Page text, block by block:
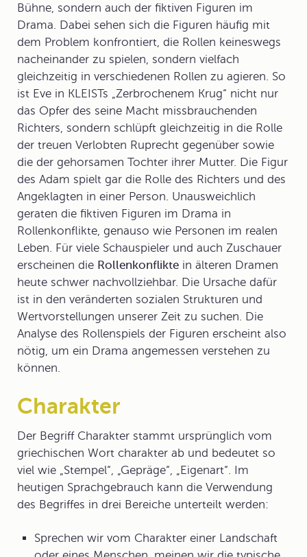
Bühne, sondern auch der fiktiven Figuren im
Drama. Dabei sehen sich die Figuren häufig mit
dem Problem konfrontiert, die Rollen keineswegs
nacheinander zu spielen, sondern vielfach
gleichzeitig in verschiedenen Rollen zu agieren. So
ist Eve in KLEISTs „Zerbrochenem Krug“ nicht nur
das Opfer des seine Macht missbrauchenden
Richters, sondern schlüpft gleichzeitig in die Rolle
der treuen Verlobten Ruprecht gegenüber sowie
die der gehorsamen Tochter ihrer Mutter. Die Figur
des Adam spielt gar die Rolle des Richters und des
Angeklagten in einer Person. Unausweichlich
geraten die fiktiven Figuren im Drama in
Rollenkonflikte, genauso wie Personen im realen
Leben. Für viele Schauspieler und auch Zuschauer
erscheinen die Rollenkonflikte in älteren Dramen
heute schwer nachvollziehbar. Die Ursache dafür
ist in den veränderten sozialen Strukturen und
Wertvorstellungen unserer Zeit zu suchen. Die
Analyse des Rollenspiels der Figuren erscheint also
nötig, um ein Drama angemessen verstehen zu
können.
Charakter
Der Begriff Charakter stammt ursprünglich vom
griechischen Wort charakter ab und bedeutet so
viel wie „Stempel“, „Gepräge“, „Eigenart“. Im
heutigen Sprachgebrauch kann die Verwendung
des Begriffes in drei Bereiche unterteilt werden:
Sprechen wir vom Charakter einer Landschaft